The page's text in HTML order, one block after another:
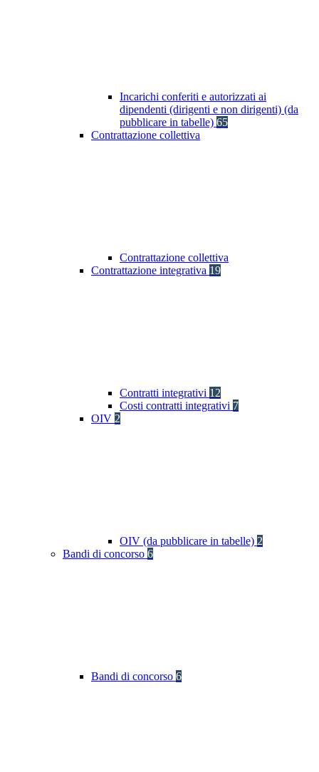
Incarichi conferiti e autorizzati ai
dipendenti (dirigenti e non dirigenti) (da
pubblicare in tabelle) 65
Contrattazione collettiva
Contrattazione collettiva
Contrattazione integrativa 19
Contratti integrativi 12
Costi contratti integrativi 7
OIV 2
OIV (da pubblicare in tabelle) 2
Bandi di concorso 6
Bandi di concorso 6